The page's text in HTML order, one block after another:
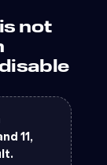
not
11,